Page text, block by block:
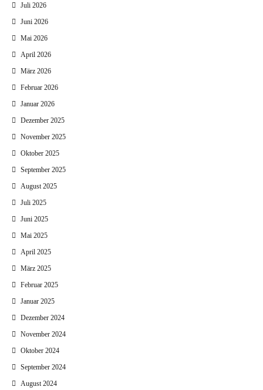
Juli 2026
Juni 2026
Mai 2026
April 2026
März 2026
Februar 2026
Januar 2026
Dezember 2025
November 2025
Oktober 2025
September 2025
August 2025
Juli 2025
Juni 2025
Mai 2025
April 2025
März 2025
Februar 2025
Januar 2025
Dezember 2024
November 2024
Oktober 2024
September 2024
August 2024